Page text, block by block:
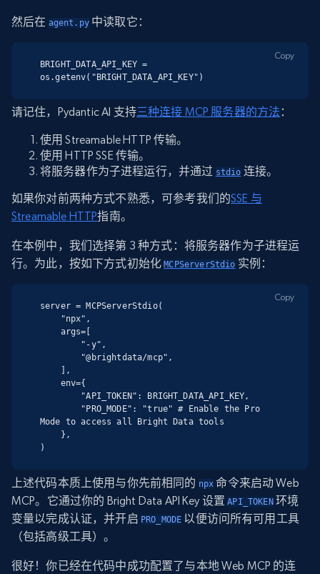
然后在 agent.py中读取它：
BRIGHT_DATA_API_KEY =
os.getenv("BRIGHT_DATA_API_KEY")
Copy
请记住，Pydantic AI 支持三种连接 MCP 服务器的方法 ：
使用 Streamable HTTP 传输。
使用 HTTP SSE 传输。
将服务器作为子进程运行，并通过 stdio 连接。
如果你对前两种方式不熟悉，可参考我们的SSE 与
Streamable HTTP指南。
在本例中，我们选择第 3 种方式：将服务器作为子进程运
行。为此，按如下方式初始化MCPServerStdio 实例：
server = MCPServerStdio(
Mode to access all Bright Data tools
)
Copy
上述代码本质上使用与你先前相同的 npx 命令来启动 Web
MCP。它通过你的 Bright Data API Key 设置API_TOKEN环境
变量以完成认证，并开启 PRO_MODE 以便访问所有可用工具
（包括高级工具）。
很好！你已经在代码中成功配置了与本地 Web MCP 的连